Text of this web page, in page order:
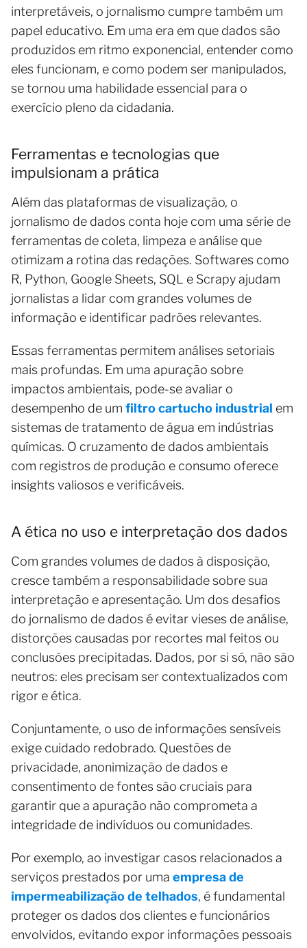
interpretáveis, o jornalismo cumpre também um
papel educativo. Em uma era em que dados são
produzidos em ritmo exponencial, entender como
eles funcionam, e como podem ser manipulados,
se tornou uma habilidade essencial para o
exercício pleno da cidadania.
Ferramentas e tecnologias que
impulsionam a prática
Além das plataformas de visualização, o
jornalismo de dados conta hoje com uma série de
ferramentas de coleta, limpeza e análise que
otimizam a rotina das redações. Softwares como
R, Python, Google Sheets, SQL e Scrapy ajudam
jornalistas a lidar com grandes volumes de
informação e identificar padrões relevantes.
Essas ferramentas permitem análises setoriais
mais profundas. Em uma apuração sobre
impactos ambientais, pode-se avaliar o
desempenho de um filtro cartucho industrial em
sistemas de tratamento de água em indústrias
químicas. O cruzamento de dados ambientais
com registros de produção e consumo oferece
insights valiosos e verificáveis.
A ética no uso e interpretação dos dados
Com grandes volumes de dados à disposição,
cresce também a responsabilidade sobre sua
interpretação e apresentação. Um dos desafios
do jornalismo de dados é evitar vieses de análise,
distorções causadas por recortes mal feitos ou
conclusões precipitadas. Dados, por si só, não são
neutros: eles precisam ser contextualizados com
rigor e ética.
Conjuntamente, o uso de informações sensíveis
exige cuidado redobrado. Questões de
privacidade, anonimização de dados e
consentimento de fontes são cruciais para
garantir que a apuração não comprometa a
integridade de indivíduos ou comunidades.
Por exemplo, ao investigar casos relacionados a
serviços prestados por uma empresa de
impermeabilização de telhados, é fundamental
proteger os dados dos clientes e funcionários
envolvidos, evitando expor informações pessoais